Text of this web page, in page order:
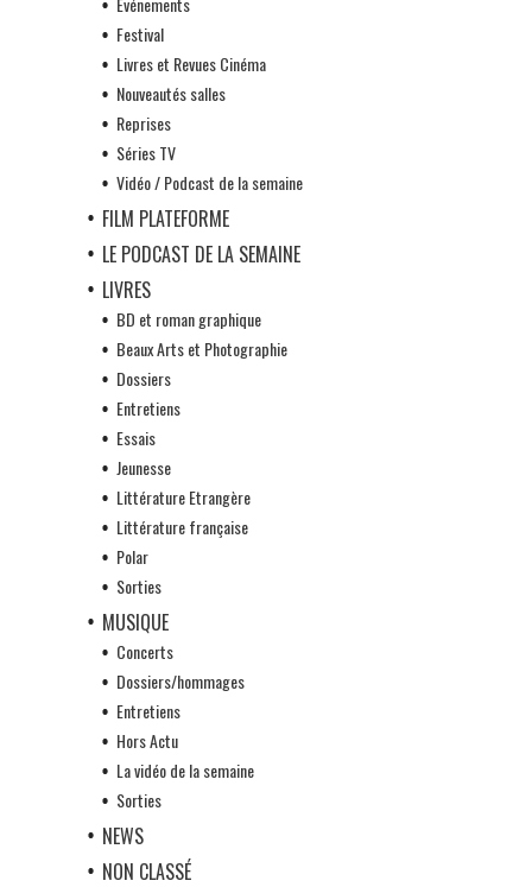
Festival
Livres et Revues Cinéma
Nouveautés salles
Reprises
Séries TV
Vidéo / Podcast de la semaine
FILM PLATEFORME
LE PODCAST DE LA SEMAINE
LIVRES
BD et roman graphique
Beaux Arts et Photographie
Dossiers
Entretiens
Essais
Jeunesse
Littérature Etrangère
Littérature française
Polar
Sorties
MUSIQUE
Concerts
Dossiers/hommages
Entretiens
Hors Actu
La vidéo de la semaine
Sorties
NEWS
NON CLASSÉ